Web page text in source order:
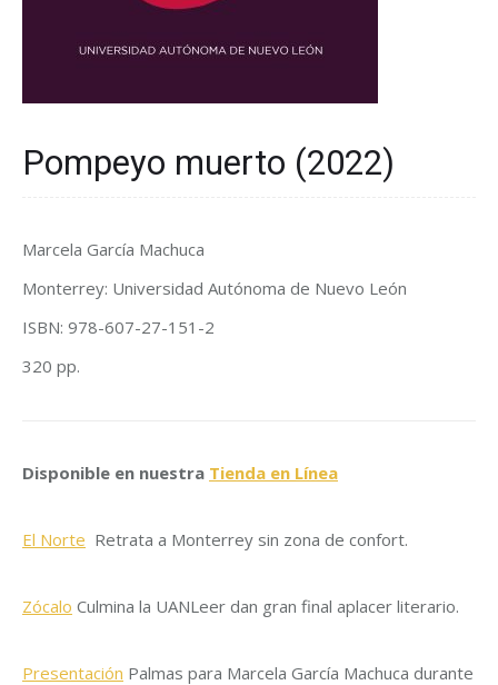
Pompeyo muerto (2022)
Marcela García Machuca
Monterrey: Universidad Autónoma de Nuevo León
ISBN: 978-607-27-151-2
320 pp.
Disponible en nuestra Tienda en Línea
El Norte Retrata a Monterrey sin zona de confort.
Zócalo Culmina la UANLeer dan gran final aplacer literario.
Presentación Palmas para Marcela García Machuca durante